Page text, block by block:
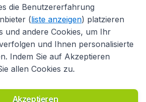
Haftungsausschluss
die Benutzererfahrung
(liste anzeigen) platzieren
und andere Cookies, um Ihr
und Ihnen personalisierte
Indem Sie auf Akzeptieren
allen Cookies zu.
Akzeptieren